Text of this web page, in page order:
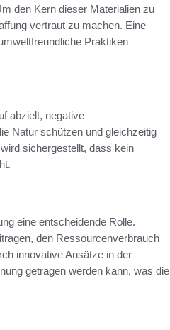
den Kern dieser Materialien zu
vertraut zu machen. Eine
Praktiken
abzielt, negative
Natur schützen und gleichzeitig
sichergestellt, dass kein
eine entscheidende Rolle.
den Ressourcenverbrauch
innovative Ansätze in der
getragen werden kann, was die